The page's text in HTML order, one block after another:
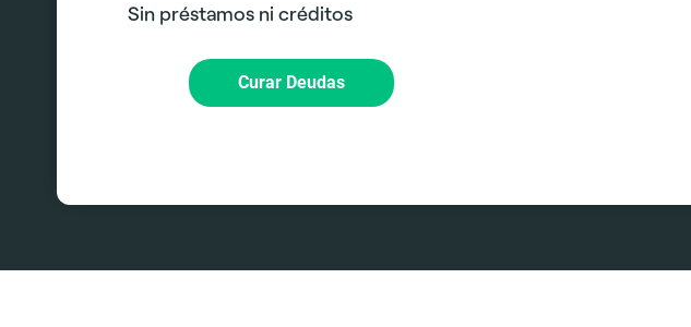
Sin préstamos ni créditos
Curar Deudas